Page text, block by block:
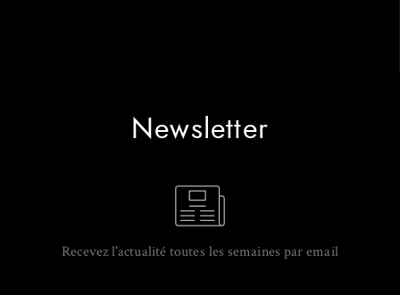
Newsletter
Recevez l'actualité toutes les semaines par email